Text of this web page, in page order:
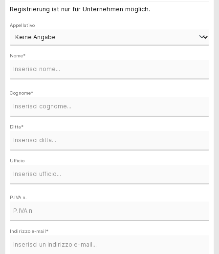
Informazioni personali
Registrierung ist nur für Unternehmen möglich.
Appellativo
Nome*
Cognome*
Ditta*
Ufficio
P.IVA n.
Indirizzo e-mail*